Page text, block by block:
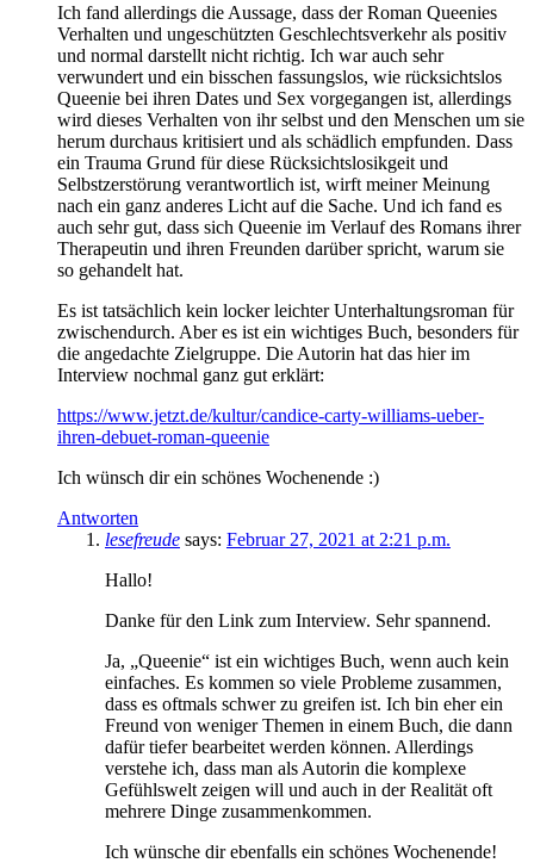
Ich fand allerdings die Aussage, dass der Roman Queenies
Verhalten und ungeschützten Geschlechtsverkehr als positiv
und normal darstellt nicht richtig. Ich war auch sehr
verwundert und ein bisschen fassungslos, wie rücksichtslos
Queenie bei ihren Dates und Sex vorgegangen ist, allerdings
wird dieses Verhalten von ihr selbst und den Menschen um sie
herum durchaus kritisiert und als schädlich empfunden. Dass
ein Trauma Grund für diese Rücksichtslosikgeit und
Selbstzerstörung verantwortlich ist, wirft meiner Meinung
nach ein ganz anderes Licht auf die Sache. Und ich fand es
auch sehr gut, dass sich Queenie im Verlauf des Romans ihrer
Therapeutin und ihren Freunden darüber spricht, warum sie
so gehandelt hat.
Es ist tatsächlich kein locker leichter Unterhaltungsroman für
zwischendurch. Aber es ist ein wichtiges Buch, besonders für
die angedachte Zielgruppe. Die Autorin hat das hier im
Interview nochmal ganz gut erklärt:
https://www.jetzt.de/kultur/candice-carty-williams-ueber-
ihren-debuet-roman-queenie
Ich wünsch dir ein schönes Wochenende :)
Antworten
lesefreude says: Februar 27, 2021 at 2:21 p.m.
Hallo!
Danke für den Link zum Interview. Sehr spannend.
Ja, „Queenie“ ist ein wichtiges Buch, wenn auch kein
einfaches. Es kommen so viele Probleme zusammen,
dass es oftmals schwer zu greifen ist. Ich bin eher ein
Freund von weniger Themen in einem Buch, die dann
dafür tiefer bearbeitet werden können. Allerdings
verstehe ich, dass man als Autorin die komplexe
Gefühlswelt zeigen will und auch in der Realität oft
mehrere Dinge zusammenkommen.
Ich wünsche dir ebenfalls ein schönes Wochenende!